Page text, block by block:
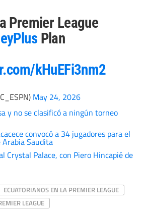
Premier League
Plan
kHuEFi3nm2
May 24, 2026
y no se clasificó a ningún torneo
convocó a 34 jugadores para el
Saudita
Crystal Palace, con Piero Hincapié de
ECUATORIANOS EN LA PREMIER LEAGUE
LEAGUE